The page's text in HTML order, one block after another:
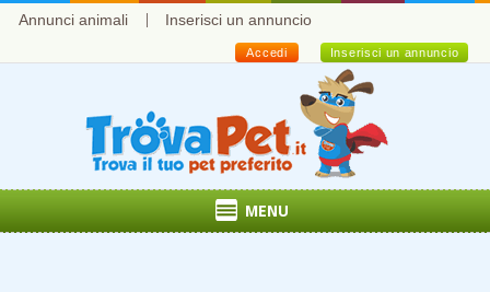
Annunci animali Inserisci un annuncio
Inserisci un annuncio
Accedi
MENU